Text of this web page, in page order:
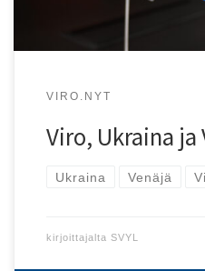
VIRO.NYT
Viro, Ukraina ja
Ukraina Venäjä
kirjoittajalta SVYL